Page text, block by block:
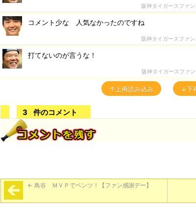
阪神タイガースファ
コメント少な 人気なかったのですね
阪神タイガースファ
打てないのが言うな！
阪神タイガースファ
↑上再読み込み ↓下
3 件のコメント
← 鳥谷 ＭＶＰでベンツ！【ファン感謝デー】